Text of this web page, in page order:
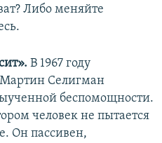
Либо меняйте
В 1967 году
Селигман
беспомощности.
человек не пытается
Он пассивен,